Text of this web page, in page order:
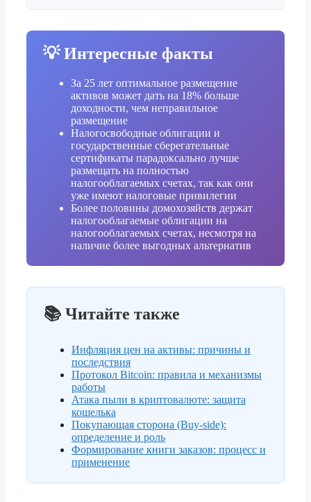
💡 Интересные факты
За 25 лет оптимальное размещение
активов может дать на 18% больше
доходности, чем неправильное
размещение
Налогосвободные облигации и
государственные сберегательные
сертификаты парадоксально лучше
размещать на полностью
налогооблагаемых счетах, так как они
уже имеют налоговые привилегии
Более половины домохозяйств держат
налогооблагаемые облигации на
налогооблагаемых счетах, несмотря на
наличие более выгодных альтернатив
📚 Читайте также
Инфляция цен на активы: причины и
последствия
Протокол Bitcoin: правила и механизмы
работы
Атака пыли в криптовалюте: защита
кошелька
Покупающая сторона (Buy-side):
определение и роль
Формирование книги заказов: процесс и
применение